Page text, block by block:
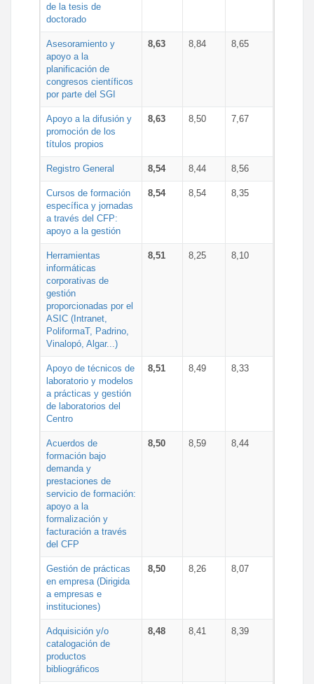
de la tesis de
doctorado
Asesoramiento y
apoyo a la
planificación de
congresos científicos
por parte del SGI
8,63 8,84 8,65
Apoyo a la difusión y
promoción de los
títulos propios
8,63 8,50 7,67
Registro General 8,54 8,44 8,56
Cursos de formación
específica y jornadas
a través del CFP:
apoyo a la gestión
8,54 8,54 8,35
Herramientas
informáticas
corporativas de
gestión
proporcionadas por el
ASIC (Intranet,
PoliformaT, Padrino,
Vinalopó, Algar...)
8,51 8,25 8,10
Apoyo de técnicos de
laboratorio y modelos
a prácticas y gestión
de laboratorios del
Centro
8,51 8,49 8,33
Acuerdos de
formación bajo
demanda y
prestaciones de
servicio de formación:
apoyo a la
formalización y
facturación a través
del CFP
8,50 8,59 8,44
Gestión de prácticas
en empresa (Dirigida
a empresas e
instituciones)
8,50 8,26 8,07
Adquisición y/o
catalogación de
productos
bibliográficos
8,48 8,41 8,39